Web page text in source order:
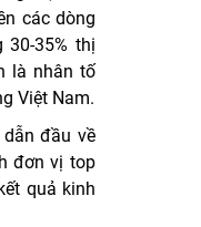
các dòng
35% thị
là nhân tố
Việt Nam.
đầu về
đơn vị top
quả kinh